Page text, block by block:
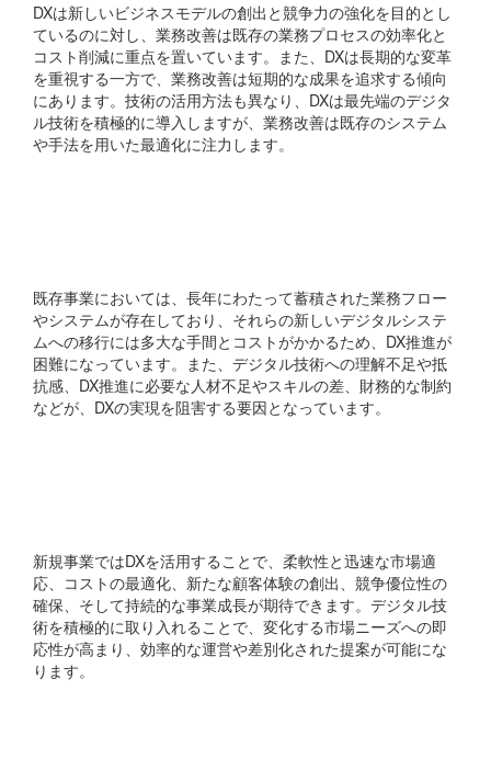
DXは新しいビジネスモデルの創出と競争力の強化を目的とし
ているのに対し、業務改善は既存の業務プロセスの効率化と
コスト削減に重点を置いています。また、DXは長期的な変革
を重視する一方で、業務改善は短期的な成果を追求する傾向
にあります。技術の活用方法も異なり、DXは最先端のデジタ
ル技術を積極的に導入しますが、業務改善は既存のシステム
や手法を用いた最適化に注力します。
既存事業においては、長年にわたって蓄積された業務フロー
やシステムが存在しており、それらの新しいデジタルシステ
ムへの移行には多大な手間とコストがかかるため、DX推進が
困難になっています。また、デジタル技術への理解不足や抵
抗感、DX推進に必要な人材不足やスキルの差、財務的な制約
などが、DXの実現を阻害する要因となっています。
新規事業ではDXを活用することで、柔軟性と迅速な市場適
応、コストの最適化、新たな顧客体験の創出、競争優位性の
確保、そして持続的な事業成長が期待できます。デジタル技
術を積極的に取り入れることで、変化する市場ニーズへの即
応性が高まり、効率的な運営や差別化された提案が可能にな
ります。